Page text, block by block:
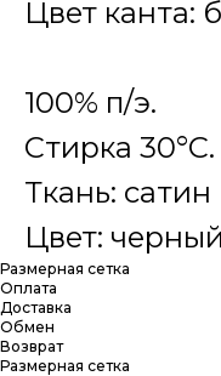
Цвет канта:
100% п/э.
Стирка 30°C.
Ткань: сатин
Цвет: черный
Размерная сетка
Оплата
Доставка
Обмен
Возврат
Размерная сетка